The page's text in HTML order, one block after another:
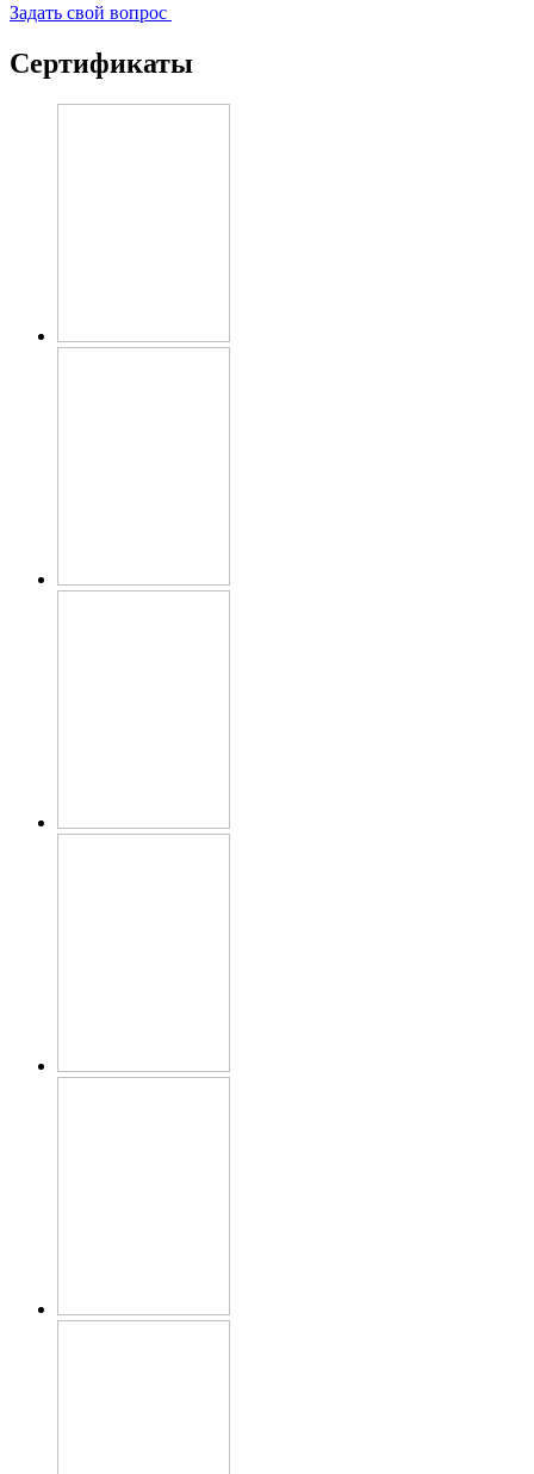
Задать свой вопрос
Сертификаты